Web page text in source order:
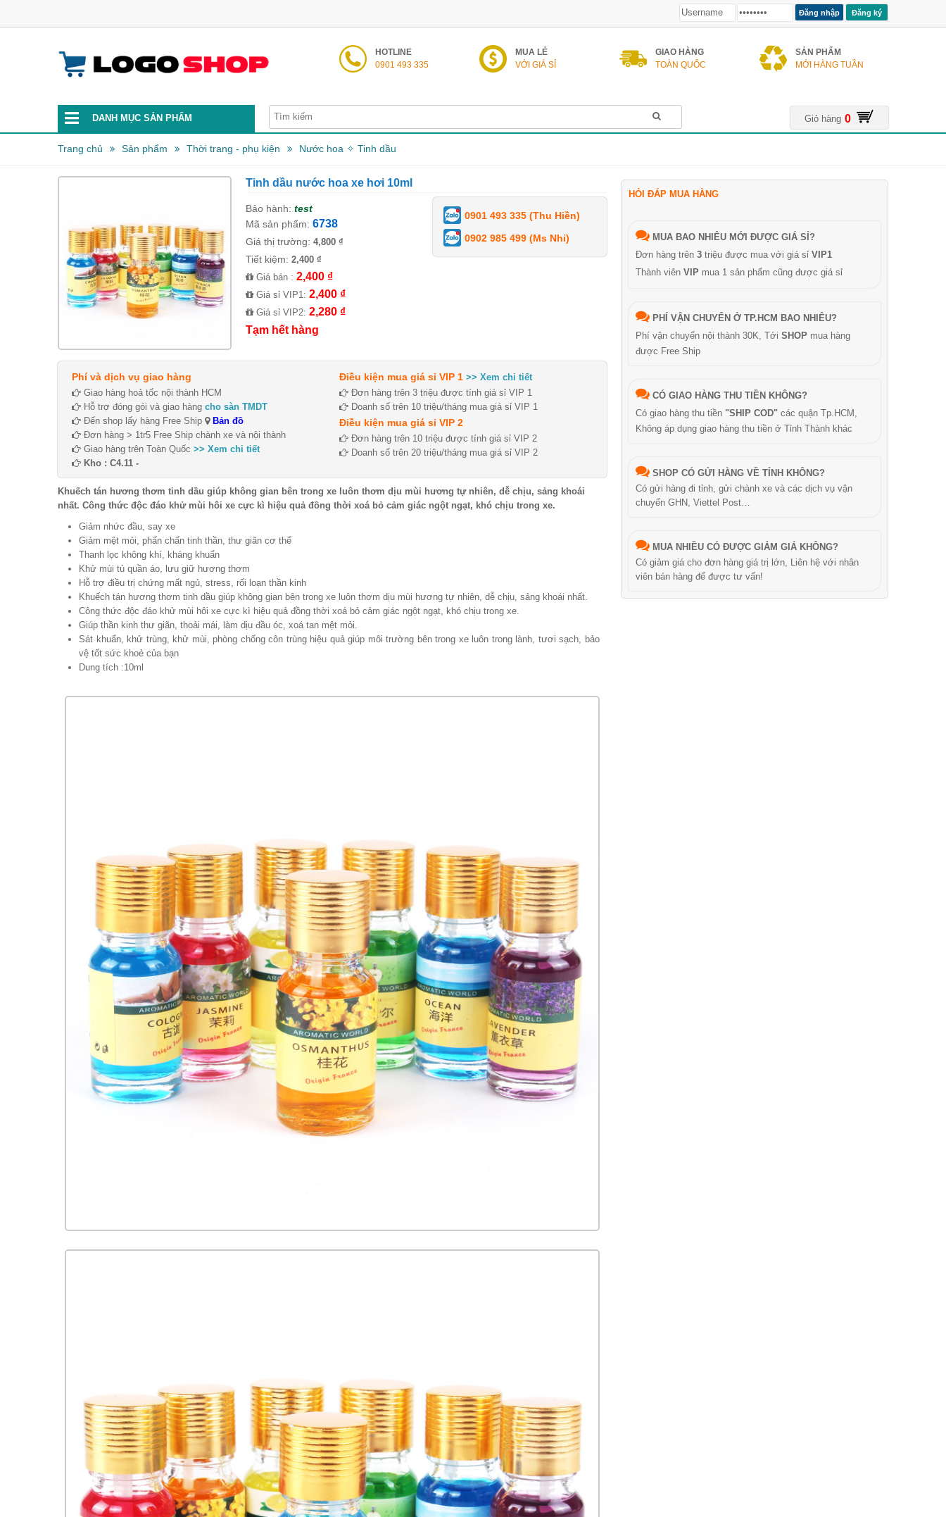
Đăng ký
HOTLINE
0901 493 335
MUA LẺ
VỚI GIÁ SỈ
GIAO HÀNG
TOÀN QUỐC
SẢN PHẨM
MỚI HÀNG TUẦN
Giỏ hàng 0
DANH MỤC SẢN PHẨM
Trang chủ Sản phẩm Thời trang - phụ kiện Nước hoa ✧ Tinh dầu
Tinh dầu nước hoa xe hơi 10ml
Bảo hành: test
Mã sản phẩm: 6738
Giá thị trường: 4,800 ₫
Tiết kiệm: 2,400 ₫
Giá bán : 2,400 ₫
Giá sỉ VIP1: 2,400 ₫
Giá sỉ VIP2: 2,280 ₫
Tạm hết hàng
0901 493 335 (Thu Hiền)
0902 985 499 (Ms Nhi)
Phí và dịch vụ giao hàng
Giao hàng hoả tốc nội thành HCM
Hỗ trợ đóng gói và giao hàng cho sàn TMDT
Đến shop lấy hàng Free Ship
Bản đồ
Đơn hàng > 1tr5 Free Ship chành xe và nội thành
Giao hàng trên Toàn Quốc >> Xem chi tiết
Kho : C4.11 -
Điều kiện mua giá sỉ VIP 1 >> Xem chi tiết
Đơn hàng trên 3 triệu được tính giá sỉ VIP 1
Doanh số trên 10 triệu/tháng mua giá sỉ VIP 1
Điều kiện mua giá sỉ VIP 2
Đơn hàng trên 10 triệu được tính giá sỉ VIP 2
Doanh số trên 20 triệu/tháng mua giá sỉ VIP 2
Khuếch tán hương thơm tinh dầu giúp không gian bên trong xe luôn thơm dịu mùi hương tự nhiên, dễ chịu, sảng khoái
nhất. Công thức độc đáo khử mùi hôi xe cực kì hiệu quả đồng thời xoá bỏ cảm giác ngột ngạt, khó chịu trong xe.
Giảm nhức đầu, say xe
Giảm mệt mỏi, phấn chấn tinh thần, thư giãn cơ thể
Thanh lọc không khí, kháng khuẩn
Khử mùi tủ quần áo, lưu giữ hương thơm
Hỗ trợ điều trị chứng mất ngủ, stress, rối loạn thần kinh
Khuếch tán hương thơm tinh dầu giúp không gian bên trong xe luôn thơm dịu mùi hương tự nhiên, dễ chịu, sảng khoái nhất.
Công thức độc đáo khử mùi hôi xe cực kì hiệu quả đồng thời xoá bỏ cảm giác ngột ngạt, khó chịu trong xe.
Giúp thần kinh thư giãn, thoải mái, làm dịu đầu óc, xoá tan mệt mỏi.
Sát khuẩn, khử trùng, khử mùi, phòng chống côn trùng hiệu quả giúp môi trường bên trong xe luôn trong lành, tươi sạch, bảo
vệ tốt sức khoẻ của bạn
Dung tích :10ml
HỎI ĐÁP MUA HÀNG
MUA BAO NHIÊU MỚI ĐƯỢC GIÁ SỈ?
Đơn hàng trên 3 triệu được mua với giá sỉ VIP1
Thành viên VIP mua 1 sản phẩm cũng được giá sỉ
PHÍ VẬN CHUYỂN Ở TP.HCM BAO NHIÊU?
Phí vận chuyển nội thành 30K, Tới SHOP mua hàng
được Free Ship
CÓ GIAO HÀNG THU TIỀN KHÔNG?
Có giao hàng thu tiền "SHIP COD" các quận Tp.HCM,
Không áp dụng giao hàng thu tiền ở Tỉnh Thành khác
SHOP CÓ GỬI HÀNG VỀ TỈNH KHÔNG?
Có gửi hàng đi tỉnh, gửi chành xe và các dịch vụ vận
chuyển GHN, Viettel Post…
MUA NHIỀU CÓ ĐƯỢC GIẢM GIÁ KHÔNG?
Có giảm giá cho đơn hàng giá trị lớn, Liên hệ với nhân
viên bán hàng để được tư vấn!